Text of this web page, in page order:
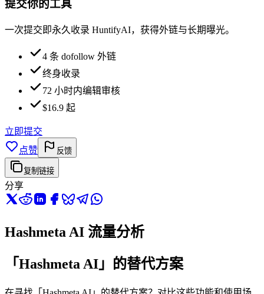
提交你的工具
一次提交即永久收录 HuntifyAI，获得外链与长期曝光。
4 条 dofollow 外链
终身收录
72 小时内编辑审核
$16.9 起
立即提交
点赞
反馈
复制链接
分享
Hashmeta AI 流量分析
「Hashmeta AI」的替代方案